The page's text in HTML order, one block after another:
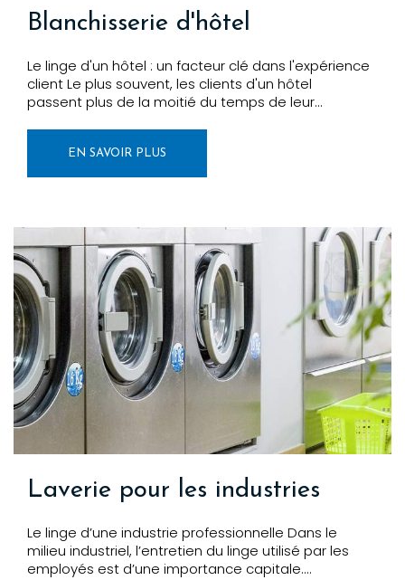
Blanchisserie d'hôtel
Le linge d'un hôtel : un facteur clé dans l'expérience
client Le plus souvent, les clients d'un hôtel
passent plus de la moitié du temps de leur…
EN SAVOIR PLUS
Laverie pour les industries
Le linge d’une industrie professionnelle Dans le
milieu industriel, l’entretien du linge utilisé par les
employés est d’une importance capitale.…